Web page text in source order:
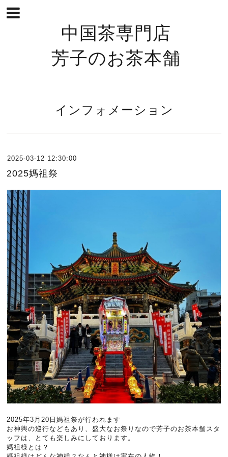
中国茶専門店
芳子のお茶本舗
インフォメーション
2025-03-12 12:30:00
2025媽祖祭
2025年3月20日媽祖祭が行われます
お神輿の巡行などもあり、盛大なお祭りなので芳子のお茶本舗スタ
ッフは、とても楽しみにしております。
媽祖様とは？